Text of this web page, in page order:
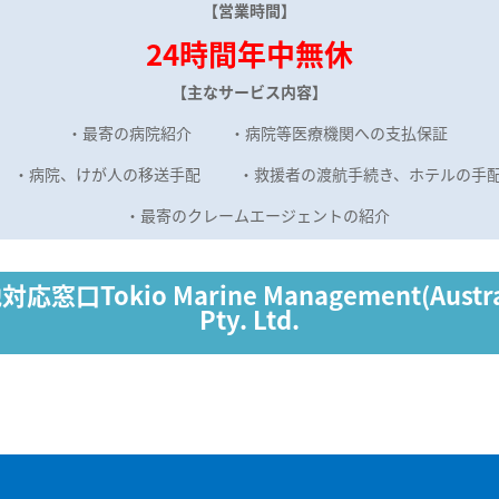
【営業時間】
24時間年中無休
【主なサービス内容】
・最寄の病院紹介 ・病院等医療機関への支払保証
病院、けが人の移送手配 ・救援者の渡航手続き、ホテルの手
・最寄のクレームエージェントの紹介
応窓口Tokio Marine
Pty. Ltd.